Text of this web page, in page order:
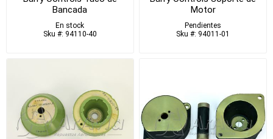
Bancada
En stock
Sku #: 94110-40
Motor
Pendientes
Sku #: 94011-01